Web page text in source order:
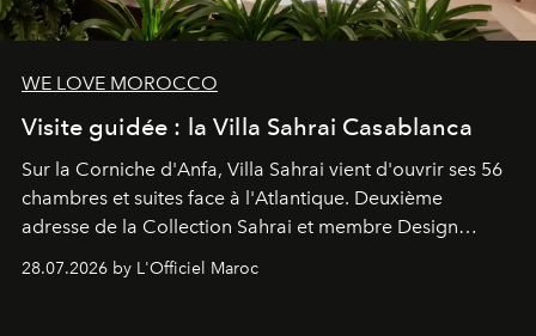
WE LOVE MOROCCO
Visite guidée : la Villa Sahrai Casablanca
Sur la Corniche d'Anfa, Villa Sahrai vient d'ouvrir ses 56
chambres et suites face à l'Atlantique. Deuxième
adresse de la Collection Sahrai et membre Design
Hotels, ce boutique-hôtel cinq étoiles signé Christophe
Pillet promet un lieu de vie complet. On y a déjeuné…
28.07.2026 by L'Officiel Maroc